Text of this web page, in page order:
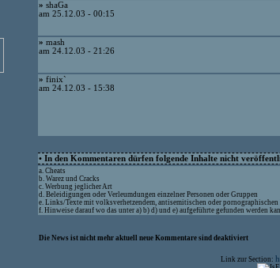
» shaGa
am 25.12.03 - 00:15
» mash
am 24.12.03 - 21:26
» finix`
am 24.12.03 - 15:38
• In den Kommentaren dürfen folgende Inhalte nicht
a. Cheats
b. Warez und Cracks
c. Werbung jeglicher Art
d. Beleidigungen oder Verleumdungen einzelner Personen oder Gruppen
e. Links/Texte mit volksverhetzendem, antisemitischen oder
f. Hinweise darauf wo das unter a) b) d) und e) aufgeführte gefunden werden
Die News ist nicht mehr aktuell neue Kommentare sind deaktiviert
Link zur Section: